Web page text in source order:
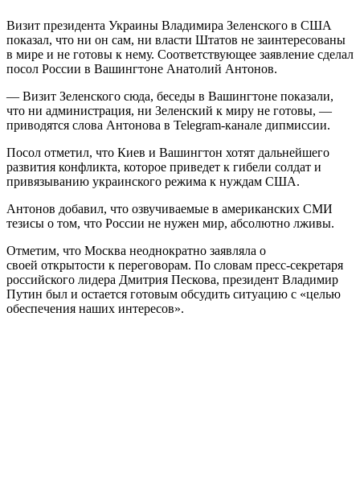
Визит президента Украины Владимира Зеленского в США
показал, что ни он сам, ни власти Штатов не заинтересованы
в мире и не готовы к нему. Соответствующее заявление сделал
посол России в Вашингтоне Анатолий Антонов.
— Визит Зеленского сюда, беседы в Вашингтоне показали,
что ни администрация, ни Зеленский к миру не готовы, —
приводятся слова Антонова в Telegram-канале дипмиссии.
Посол отметил, что Киев и Вашингтон хотят дальнейшего
развития конфликта, которое приведет к гибели солдат и
привязыванию украинского режима к нуждам США.
Антонов добавил, что озвучиваемые в американских СМИ
тезисы о том, что России не нужен мир, абсолютно лживы.
Отметим, что Москва неоднократно заявляла о
своей открытости к переговорам. По словам пресс-секретаря
российского лидера Дмитрия Пескова, президент Владимир
Путин был и остается готовым обсудить ситуацию с «целью
обеспечения наших интересов».